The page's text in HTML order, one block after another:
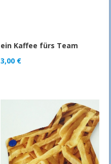
ein Kaffee fürs Team
3,00 €